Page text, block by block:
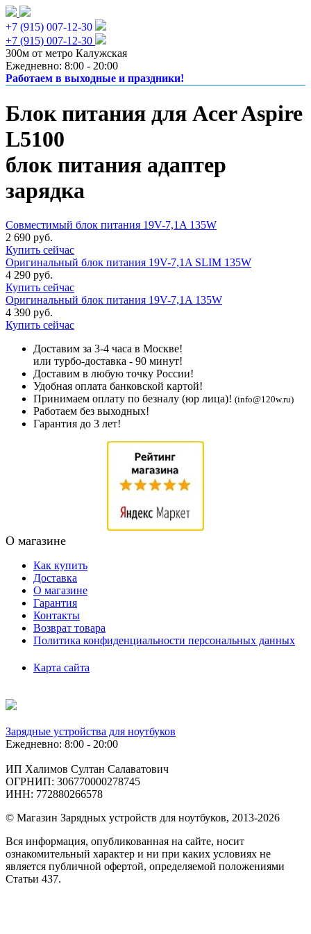
+7 (915) 007-12-30
+7 (915) 007-12-30
300м от метро Калужская
Ежедневно: 8:00 - 20:00
Работаем в выходные и праздники!
Блок питания для Acer Aspire
L5100
блок питания адаптер
зарядка
Совместимый блок питания 19V-7,1A 135W
2 690 руб.
Купить сейчас
Оригинальный блок питания 19V-7,1A SLIM 135W
4 290 руб.
Купить сейчас
Оригинальный блок питания 19V-7,1A 135W
4 390 руб.
Купить сейчас
Доставим за 3-4 часа в Москве!
или турбо-доставка - 90 минут!
Доставим в любую точку России!
Удобная оплата банковской картой!
Принимаем оплату по безналу (юр лица)! (info@120w.ru)
Работаем без выходных!
Гарантия до 3 лет!
О магазине
Как купить
Доставка
О магазине
Гарантия
Контакты
Возврат товара
Политика конфиденциальности персональных данных
Карта сайта
Зарядные устройства для ноутбуков
Ежедневно: 8:00 - 20:00
ИП Халимов Султан Салаватович
ОГРНИП: 306770000278745
ИНН: 772880266578
© Магазин Зарядных устройств для ноутбуков, 2013-2026
Вся информация, опубликованная на сайте, носит
ознакомительный характер и ни при каких условиях не
является публичной офертой, определяемой положениями
Статьи 437.